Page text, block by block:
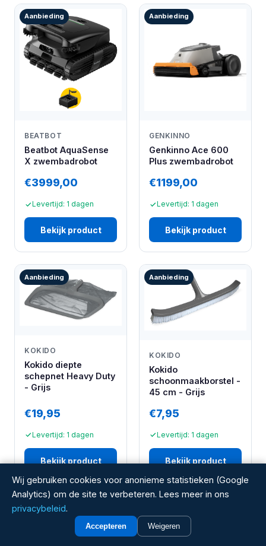
Aanbieding
BEATBOT
Beatbot AquaSense
X zwembadrobot
€3999,00
Levertijd: 1 dagen
Bekijk product
Aanbieding
GENKINNO
Genkinno Ace 600
Plus zwembadrobot
€1199,00
Levertijd: 1 dagen
Bekijk product
Aanbieding
KOKIDO
Kokido diepte
schepnet Heavy Duty
- Grijs
€19,95
Levertijd: 1 dagen
Bekijk product
Aanbieding
KOKIDO
Kokido
schoonmaakborstel -
45 cm - Grijs
€7,95
Levertijd: 1 dagen
Bekijk product
Aanbieding
Wij gebruiken cookies voor anonieme statistieken (Google
Analytics) om de site te verbeteren. Lees meer in ons
privacybeleid.
Accepteren Weigeren